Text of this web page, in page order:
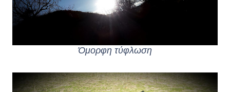
Όμορφη τύφλωση